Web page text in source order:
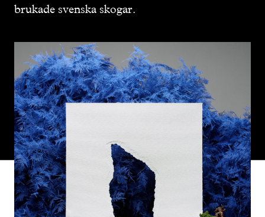
brukade svenska skogar.